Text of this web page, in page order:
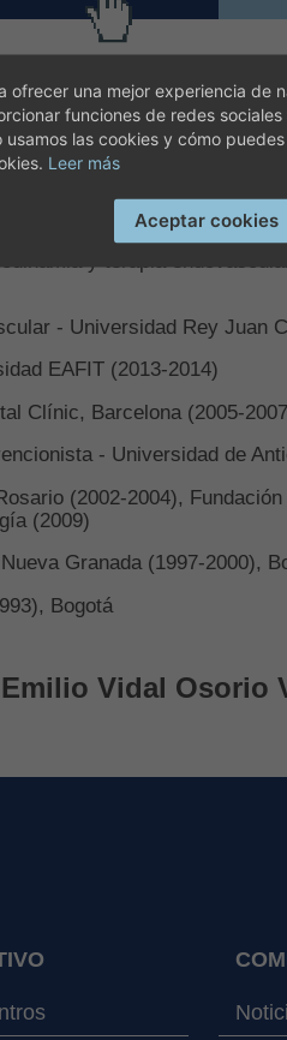
con amplia
y terapia
- Universidad Rey Juan
EAFIT (2013-2014)
Clínic, Barcelona (2005-
- Universidad de
(2002-2004),
(2009)
Granada (1997-2000),
Bogotá
Vidal Osorio
ofrecer una mejor experiencia de
funciones de redes
usamos las cookies y cómo
Leer más
Aceptar cookies